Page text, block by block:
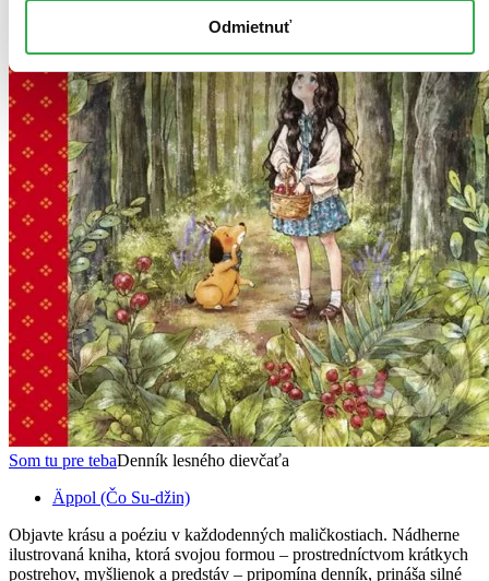
Odmietnuť
Som tu pre tebaDenník lesného dievčaťa
Äppol (Čo Su-džin)
Objavte krásu a poéziu v každodenných maličkostiach. Nádherne
ilustrovaná kniha, ktorá svojou formou – prostredníctvom krátkych
postrehov, myšlienok a predstáv – pripomína denník, prináša silné